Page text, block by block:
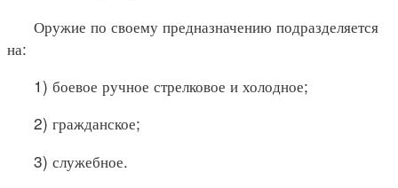
Оружие по своему предназначению подразделяется
на:
1) боевое ручное стрелковое и холодное;
2) гражданское;
3) служебное.